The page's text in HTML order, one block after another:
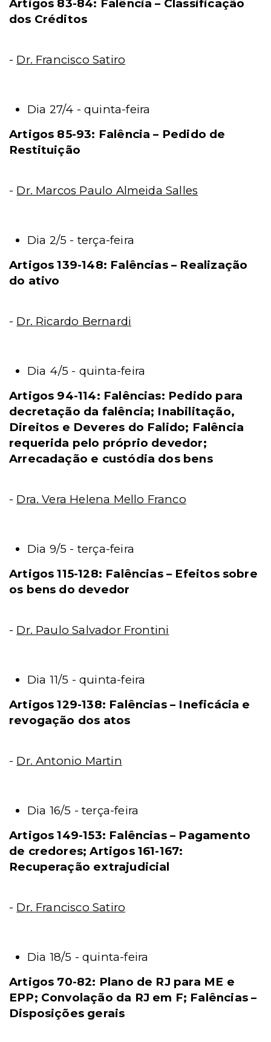
Artigos 83-84: Falência – Classificação
dos Créditos
- Dr. Francisco Satiro
Dia 27/4 - quinta-feira
Artigos 85-93: Falência – Pedido de
Restituição
- Dr. Marcos Paulo Almeida Salles
Dia 2/5 - terça-feira
Artigos 139-148: Falências – Realização
do ativo
- Dr. Ricardo Bernardi
Dia 4/5 - quinta-feira
Artigos 94-114: Falências: Pedido para
decretação da falência; Inabilitação,
Direitos e Deveres do Falido; Falência
requerida pelo próprio devedor;
Arrecadação e custódia dos bens
- Dra. Vera Helena Mello Franco
Dia 9/5 - terça-feira
Artigos 115-128: Falências – Efeitos sobre
os bens do devedor
- Dr. Paulo Salvador Frontini
Dia 11/5 - quinta-feira
Artigos 129-138: Falências – Ineficácia e
revogação dos atos
- Dr. Antonio Martin
Dia 16/5 - terça-feira
Artigos 149-153: Falências – Pagamento
de credores; Artigos 161-167:
Recuperação extrajudicial
- Dr. Francisco Satiro
Dia 18/5 - quinta-feira
Artigos 70-82: Plano de RJ para ME e
EPP; Convolação da RJ em F; Falências –
Disposições gerais